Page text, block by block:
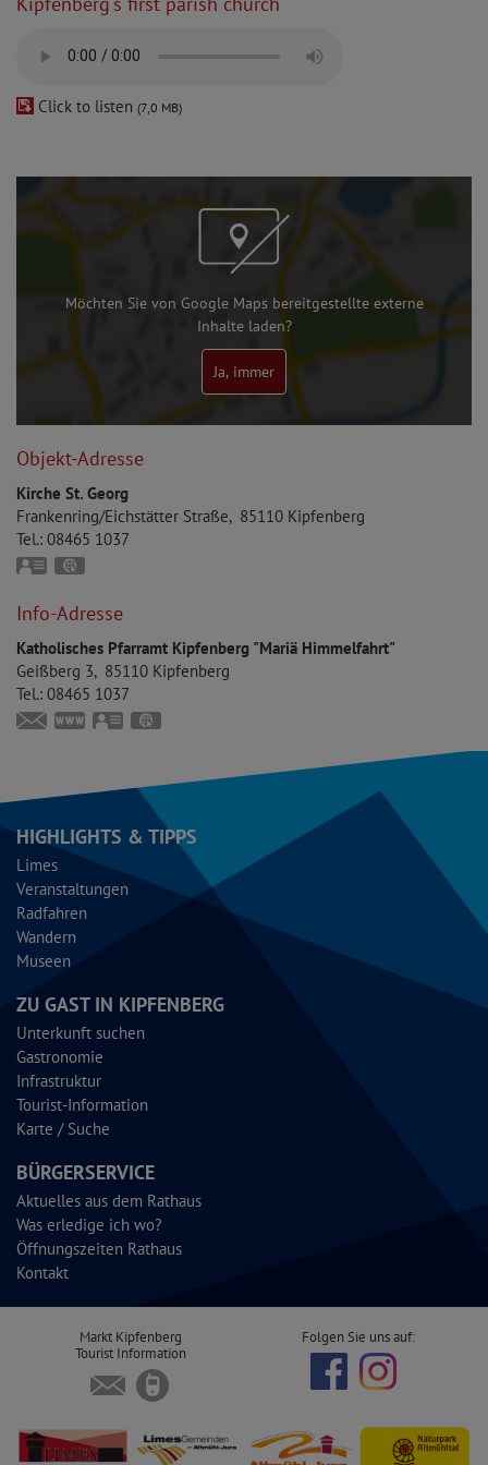
Click to listen (7,0 MB)
Möchten Sie von Google Maps bereitgestellte externe
Inhalte laden?
Ja, immer
Objekt-Adresse
Kirche St. Georg
Frankenring/Eichstätter Straße
85110 Kipfenberg
Tel.: 08465 1037
vCard
Info-Adresse
Katholisches Pfarramt Kipfenberg "Mariä Himmelfahrt"
Geißberg 3
85110 Kipfenberg
Tel.: 08465 1037
kipfenberg@bistum-eichstaett.de
https://kipfenberg.bistum-eichstaett.de
vCard
HIGHLIGHTS & TIPPS
Limes
Veranstaltungen
Radfahren
Wandern
Museen
ZU GAST IN KIPFENBERG
Unterkunft suchen
Gastronomie
Infrastruktur
Tourist-Information
Karte / Suche
BÜRGERSERVICE
Aktuelles aus dem Rathaus
Was erledige ich wo?
Öffnungszeiten Rathaus
Kontakt
Markt Kipfenberg
Tourist Information
Folgen Sie uns auf: